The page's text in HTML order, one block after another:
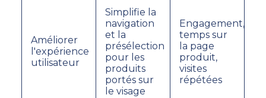
Améliorer
l'expérience
utilisateur
Simplifie la
navigation
et la
présélection
pour les
produits
portés sur
le visage
Engagement,
temps sur
la page
produit,
visites
répétées